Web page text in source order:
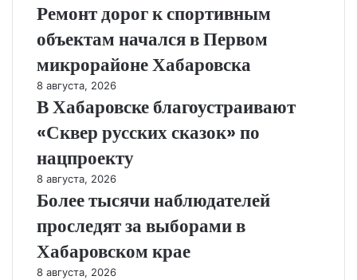
Ремонт дорог к спортивным
объектам начался в Первом
микрорайоне Хабаровска
8 августа, 2026
В Хабаровске благоустраивают
«Сквер русских сказок» по
нацпроекту
8 августа, 2026
Более тысячи наблюдателей
проследят за выборами в
Хабаровском крае
8 августа, 2026